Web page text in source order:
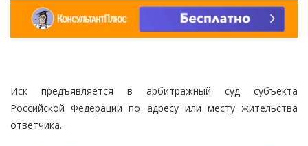
Иск предъявляется в арбитражный суд субъекта
Российской Федерации по адресу или месту жительства
ответчика.